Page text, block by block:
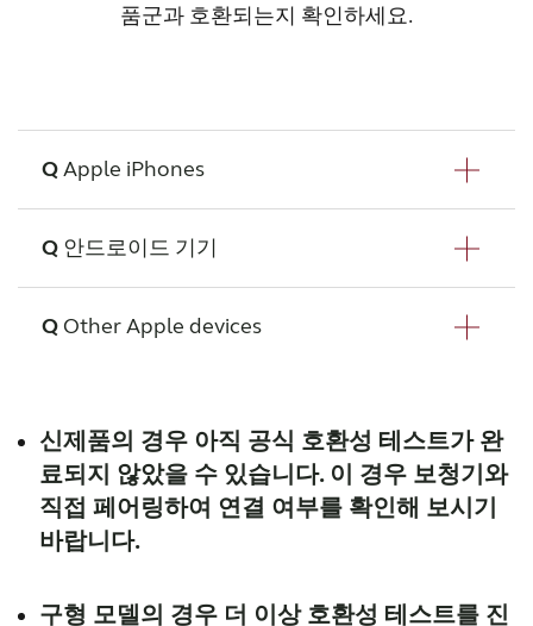
품군과 호환되는지 확인하세요.
Apple iPhones
iPhone 17 Pro*
iPhone 16 Pro Max*
iPhone 16 Pro*
iPhone 16 Plus*
iPhone 16*
iPhone 15 Pro Max*
안드로이드 기기
Samsung Galaxy S26 Ultra**
Samsung Galaxy S25**
Samsung Galaxy S25+**
Samsung Galaxy S25 Edge**
Samsung Galaxy S25 Ultra**
Samsung Galaxy S24+**
Other Apple devices
iPad Air 11-inch (M3)*
iPad Pro 12.9-inch (5th generation)*
iPad Pro 12.9-inch (4th generation)
iPad Pro 12.9-inch (3rd generation)
iPad Pro 11-inch (2nd generation)
신제품의 경우 아직 공식 호환성 테스트가 완
료되지 않았을 수 있습니다. 이 경우 보청기와
직접 페어링하여 연결 여부를 확인해 보시기
바랍니다.
구형 모델의 경우 더 이상 호환성 테스트를 진